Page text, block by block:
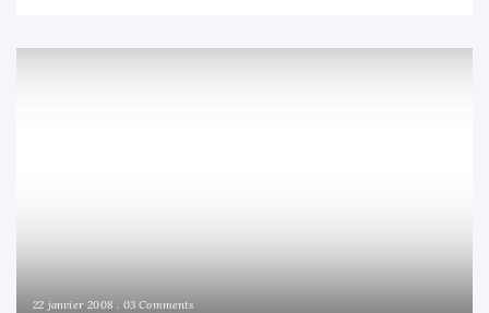
22 janvier 2008 03 Comments